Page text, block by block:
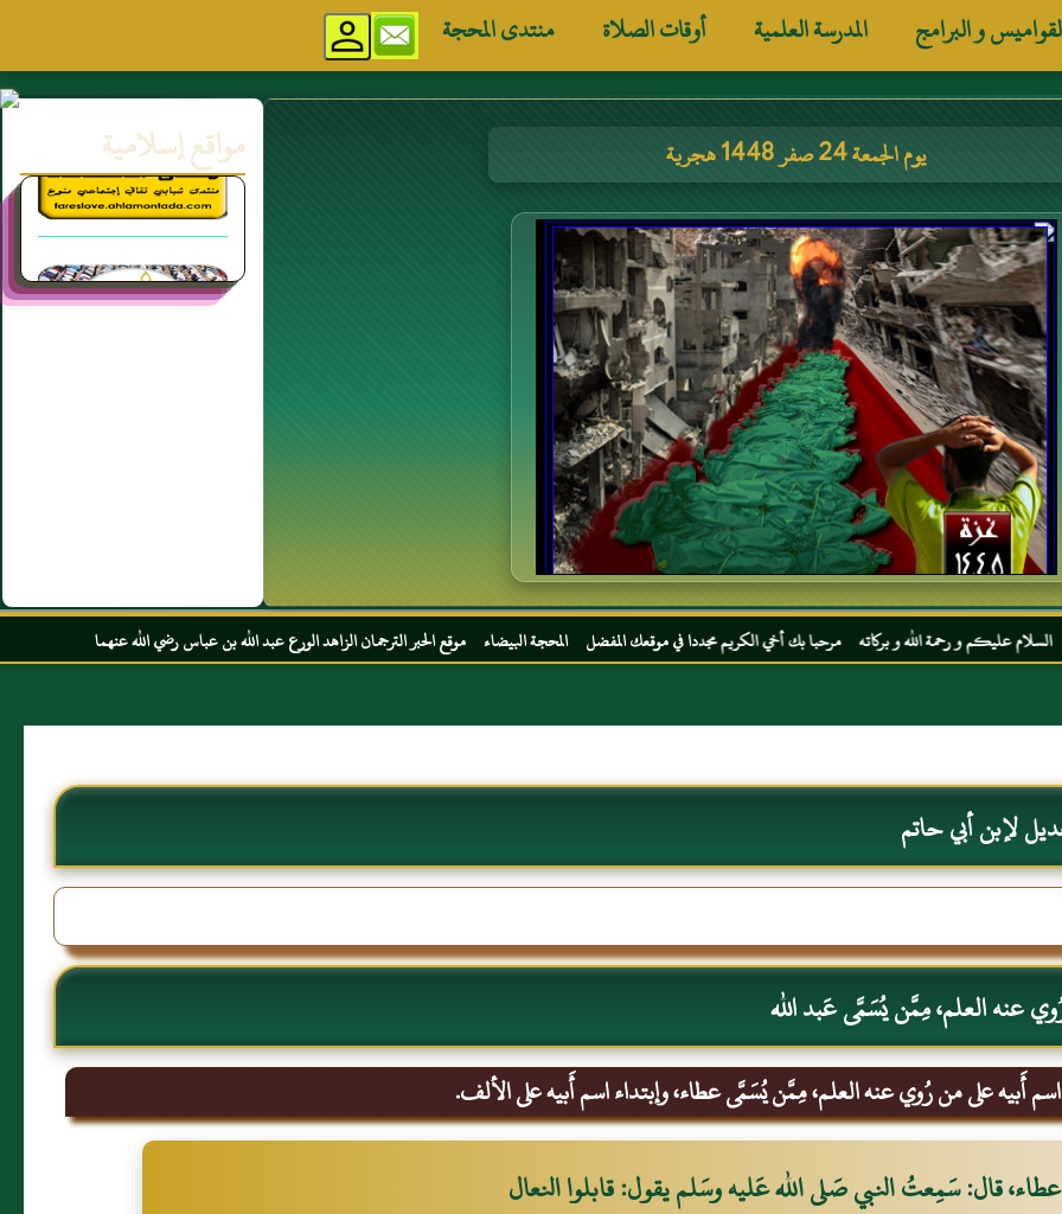
و البرامج المدرسة العلمية أوقات الصلاة منتدى المحجة
يوم الجمعة 24 صفر 1448 هجرية مواقع إسلامية
و رحمة الله و بركاته مرحبا بك أخي الكريم مجددا في موقعك المفضل المحجة البيضاء موقع الحبر الترجمان الزاهد الورع عبد الله بن عباس رضي الله عنهما
لإبن أبي حاتم
عنه العلم، مِمَّن يُسَمَّى عَبد الله
أَبيه على من رُوي عنه العلم، مِمَّن يُسَمَّى عطاء، وإبتداء اسم أَبيه على الألف.
عطاء، قال: سَمِعتُ النبي صَلى الله عَليه وسَلم يقول: قابلوا النعال